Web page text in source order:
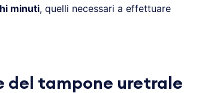
minuti, quelli necessari a effettuare
del tampone uretrale